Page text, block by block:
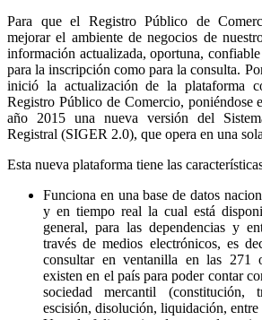
Para que el Registro Público de
mejorar el ambiente de negocios de
información actualizada, oportuna,
para la inscripción como para la consulta.
inició la actualización de la plataforma
Registro Público de Comercio, poniéndose
año 2015 una nueva versión del
Registral (SIGER 2.0), que opera en una
Esta nueva plataforma tiene las
Funciona en una base de datos
y en tiempo real la cual está
general, para las dependencias y
través de medios electrónicos, es
consultar en ventanilla en las 271
existen en el país para poder contar
sociedad mercantil (constitución,
escisión, disolución, liquidación, entre